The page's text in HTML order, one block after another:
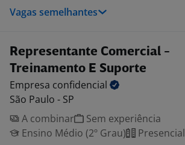
Vagas semelhantes
Representante Comercial -
Treinamento E Suporte
Empresa confidencial
São Paulo - SP
A combinar
Sem experiência
Ensino Médio (2º Grau)
Presencial